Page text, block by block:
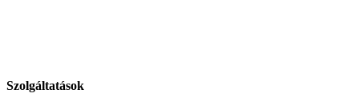
Szolgáltatások